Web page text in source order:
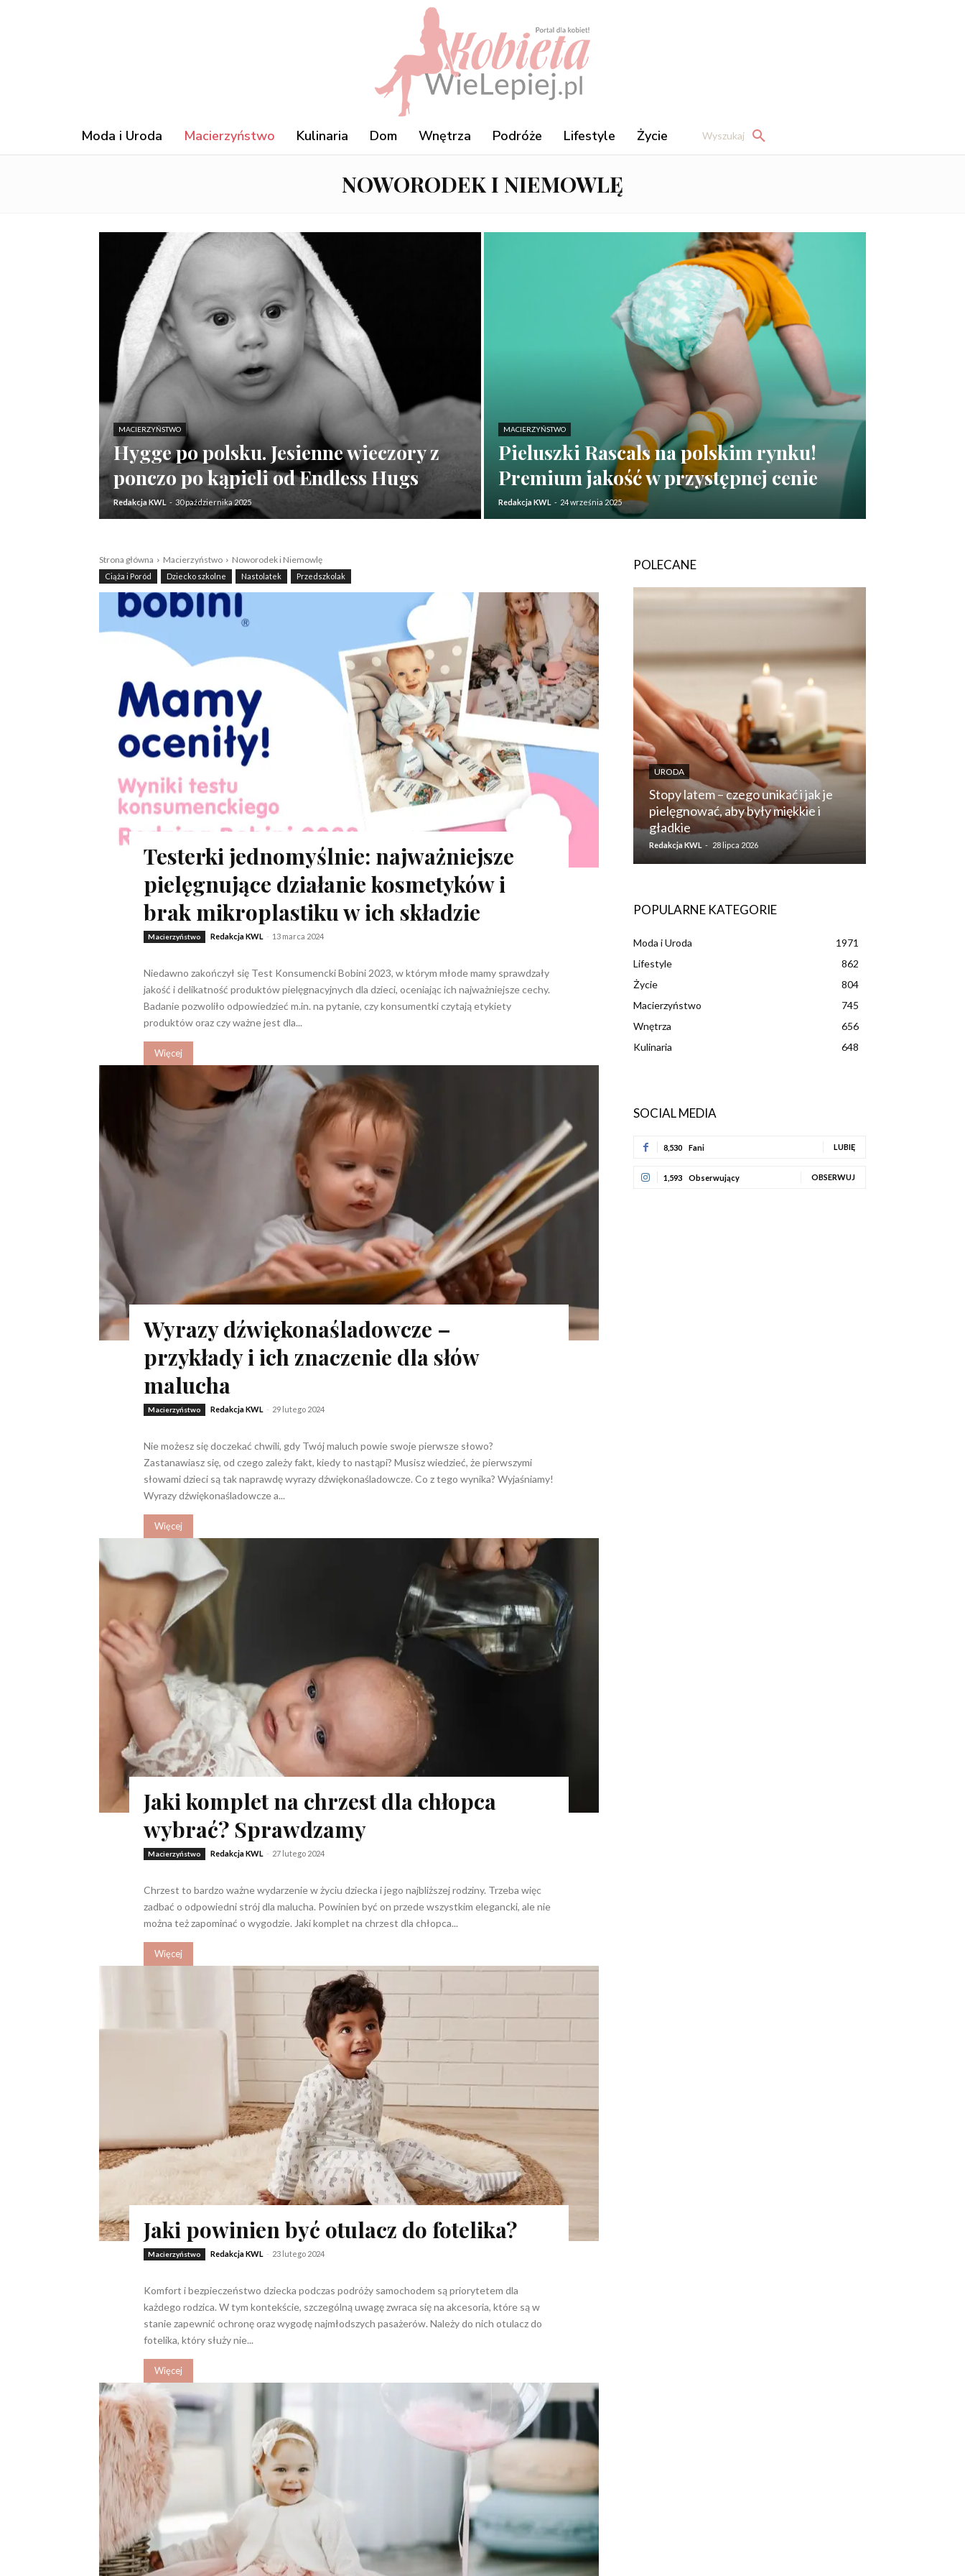
Moda i Uroda Macierzyństwo Kulinaria Dom Wnętrza Podróże Lifestyle Życie Wyszukaj
NOWORODEK I NIEMOWLĘ
MACIERZYŃSTWO
Hygge po polsku. Jesienne wieczory z
ponczo po kąpieli od Endless Hugs
Redakcja KWL - 30 października 2025
MACIERZYŃSTWO
Pieluszki Rascals na polskim rynku!
Premium jakość w przystępnej cenie
Redakcja KWL - 24 września 2025
Strona główna Macierzyństwo Noworodek i Niemowlę
Ciąża i Poród Dziecko szkolne Nastolatek Przedszkolak
Testerki jednomyślnie: najważniejsze
pielęgnujące działanie kosmetyków i
brak mikroplastiku w ich składzie
Macierzyństwo Redakcja KWL - 13 marca 2024
Niedawno zakończył się Test Konsumencki Bobini 2023, w którym młode mamy sprawdzały
jakość i delikatność produktów pielęgnacyjnych dla dzieci, oceniając ich najważniejsze cechy.
Badanie pozwoliło odpowiedzieć m.in. na pytanie, czy konsumentki czytają etykiety
produktów oraz czy ważne jest dla...
Więcej
Wyrazy dźwiękonaśladowcze –
przykłady i ich znaczenie dla słów
malucha
Macierzyństwo Redakcja KWL - 29 lutego 2024
Nie możesz się doczekać chwili, gdy Twój maluch powie swoje pierwsze słowo?
Zastanawiasz się, od czego zależy fakt, kiedy to nastąpi? Musisz wiedzieć, że pierwszymi
słowami dzieci są tak naprawdę wyrazy dźwiękonaśladowcze. Co z tego wynika? Wyjaśniamy!
Wyrazy dźwiękonaśladowcze a...
Więcej
Jaki komplet na chrzest dla chłopca
wybrać? Sprawdzamy
Macierzyństwo Redakcja KWL - 27 lutego 2024
Chrzest to bardzo ważne wydarzenie w życiu dziecka i jego najbliższej rodziny. Trzeba więc
zadbać o odpowiedni strój dla malucha. Powinien być on przede wszystkim elegancki, ale nie
można też zapominać o wygodzie. Jaki komplet na chrzest dla chłopca...
Więcej
Jaki powinien być otulacz do fotelika?
Macierzyństwo Redakcja KWL - 23 lutego 2024
Komfort i bezpieczeństwo dziecka podczas podróży samochodem są priorytetem dla
każdego rodzica. W tym kontekście, szczególną uwagę zwraca się na akcesoria, które są w
stanie zapewnić ochronę oraz wygodę najmłodszych pasażerów. Należy do nich otulacz do
fotelika, który służy nie...
Więcej
POLECANE
URODA
Stopy latem – czego unikać i jak je
pielęgnować, aby były miękkie i
gładkie
Redakcja KWL - 28 lipca 2026
POPULARNE KATEGORIE
Moda i Uroda
1971
Lifestyle
862
Życie
804
Macierzyństwo
745
Wnętrza
656
Kulinaria
648
SOCIAL MEDIA
8,530 Fani LUBIĘ
1,593 Obserwujący OBSERWUJ